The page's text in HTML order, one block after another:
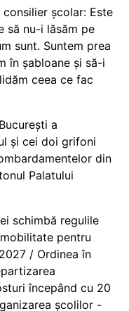
școlar: Este
să nu-i lăsăm pe
sunt. Suntem prea
în șabloane și să-i
ceea ce fac
a
și cei doi grifoni
din
Palatului
schimbă regulile
pentru
/ Ordinea în
începând cu 20
școlilor -